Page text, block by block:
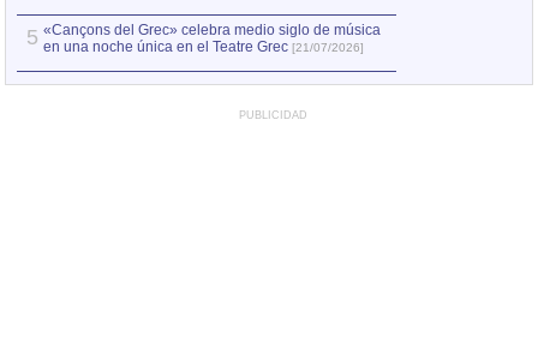
5 «Cançons del Grec» celebra medio siglo de música
en una noche única en el Teatre Grec [21/07/2026]
PUBLICIDAD